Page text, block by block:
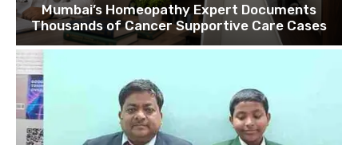
Mumbai’s Homeopathy Expert Documents
Thousands of Cancer Supportive Care Cases